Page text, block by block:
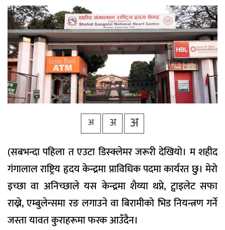
भिडियो
अ अ अ
(सबभन्दा पहिला त एउटा डिस्क्लेमर जरूरी देखियो। म शहीद
गंगालाल राष्ट्रिय हृदय केन्द्रमा प्राविधिक पदमा कार्यरत छु। मेरो
इच्छा वा अनिच्छाले यस केन्द्रमा शैय्या थप्ने, ट्वाइलेट सफा
राख्ने, एम्बुलेन्समा रङ लगाउने वा बिरामीको भिड नियन्त्रण गर्ने
जस्ता यावत कुराहरूमा फरक आउँदैन।